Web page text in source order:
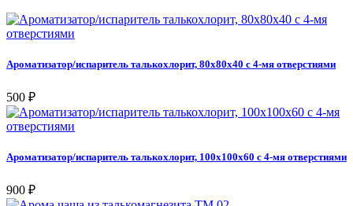
Ароматизатор/испаритель талькохлорит, 80х80х40 с 4-мя отверстиями
500 ₽
Ароматизатор/испаритель талькохлорит, 100х100х60 с 4-мя отверстиями
900 ₽